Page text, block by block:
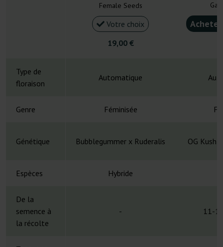
Female Seeds
Votre choix
19,00 €
Type de
floraison
Automatique
Genre Féminisée
Génétique Bubblegummer x Ruderalis OG Kush
Espèces Hybride
De la
semence à
la récolte
- 11-